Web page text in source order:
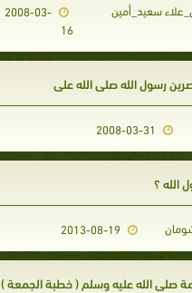
سعيد_أمين
2008-03-
16
رسول الله صلى الله علي
الله ؟
2013-08-19
صلى الله عليه وسلم ( خطبة الجمعة )